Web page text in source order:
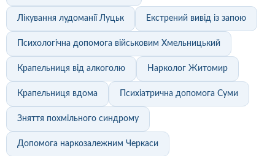
Лікування лудоманії Луцьк Екстрений вивід із запою
Психологічна допомога військовим Хмельницький
Крапельниця від алкоголю Нарколог Житомир
Крапельниця вдома Психіатрична допомога Суми
Зняття похмільного синдрому
Допомога наркозалежним Черкаси